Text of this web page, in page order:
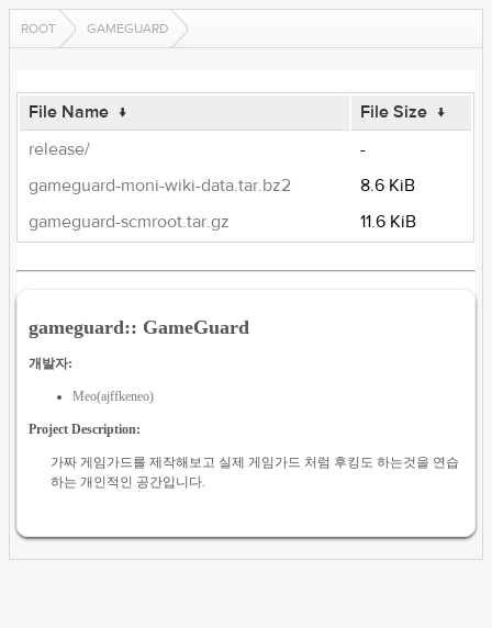
ROOT GAMEGUARD
File Name ↓ File Size ↓
release/
-
gameguard-moni-wiki-data.tar.bz2
8.6 KiB
gameguard-scmroot.tar.gz
11.6 KiB
gameguard:: GameGuard
개발자:
Meo(ajffkeneo)
Project Description:
가짜 게임가드를 제작해보고 실제 게임가드 처럼 후킹도 하는것을 연습
하는 개인적인 공간입니다.